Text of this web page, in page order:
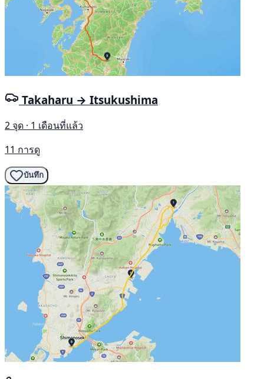
Takaharu → Itsukushima
2 จุด · 1 เดือนที่แล้ว
11 การดู
บันทึก